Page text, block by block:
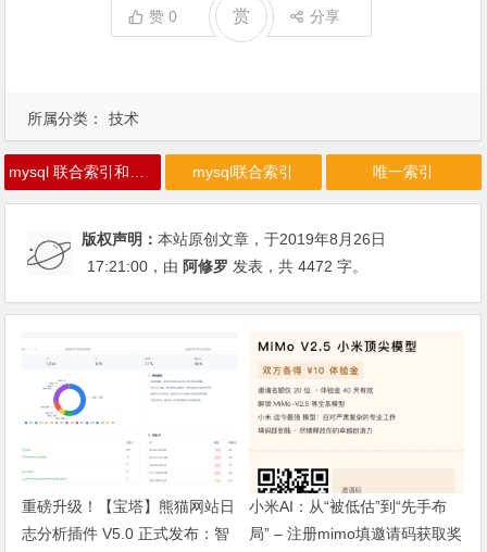
赞0 赏 分享
所属分类： 技术
mysql 联合索引和唯一索引 mysql联合索引 唯一索引
版权声明：本站原创文章，于2019年8月26日
17:21:00 ，由 阿修罗 发表，共 4472 字。
重磅升级！【宝塔】熊猫网站日
志分析插件 V5.0 正式发布：智
小米AI：从“被低估”到“先手布
局” – 注册mimo填邀请码获取奖